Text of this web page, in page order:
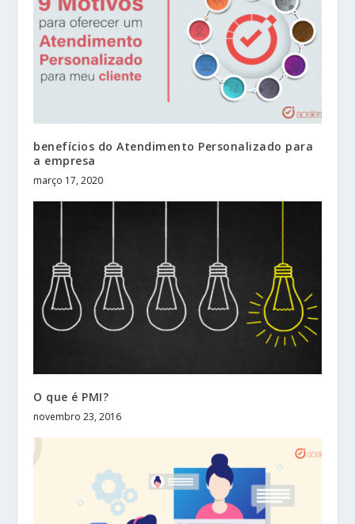
benefícios do Atendimento Personalizado para
a empresa
março 17, 2020
O que é PMI?
novembro 23, 2016